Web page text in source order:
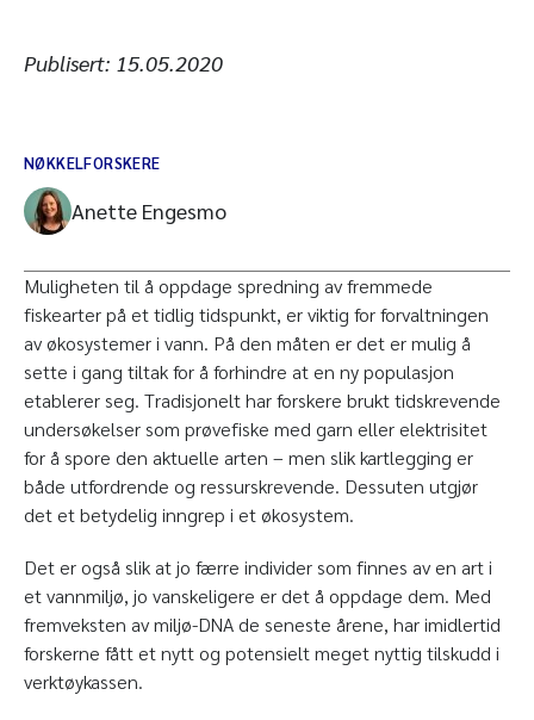
Publisert: 15.05.2020
NØKKELFORSKERE
Anette Engesmo
Muligheten til å oppdage spredning av fremmede
fiskearter på et tidlig tidspunkt, er viktig for forvaltningen
av økosystemer i vann. På den måten er det er mulig å
sette i gang tiltak for å forhindre at en ny populasjon
etablerer seg. Tradisjonelt har forskere brukt tidskrevende
undersøkelser som prøvefiske med garn eller elektrisitet
for å spore den aktuelle arten – men slik kartlegging er
både utfordrende og ressurskrevende. Dessuten utgjør
det et betydelig inngrep i et økosystem.
Det er også slik at jo færre individer som finnes av en art i
et vannmiljø, jo vanskeligere er det å oppdage dem. Med
fremveksten av miljø-DNA de seneste årene, har imidlertid
forskerne fått et nytt og potensielt meget nyttig tilskudd i
verktøykassen.